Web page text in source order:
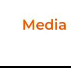
Media